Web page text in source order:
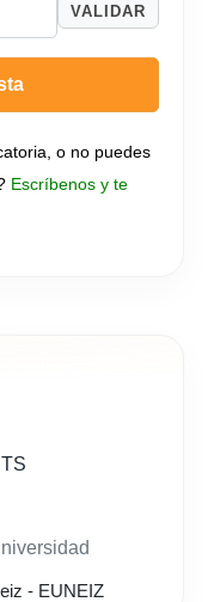
VALIDAR
o no puedes
Escríbenos y te